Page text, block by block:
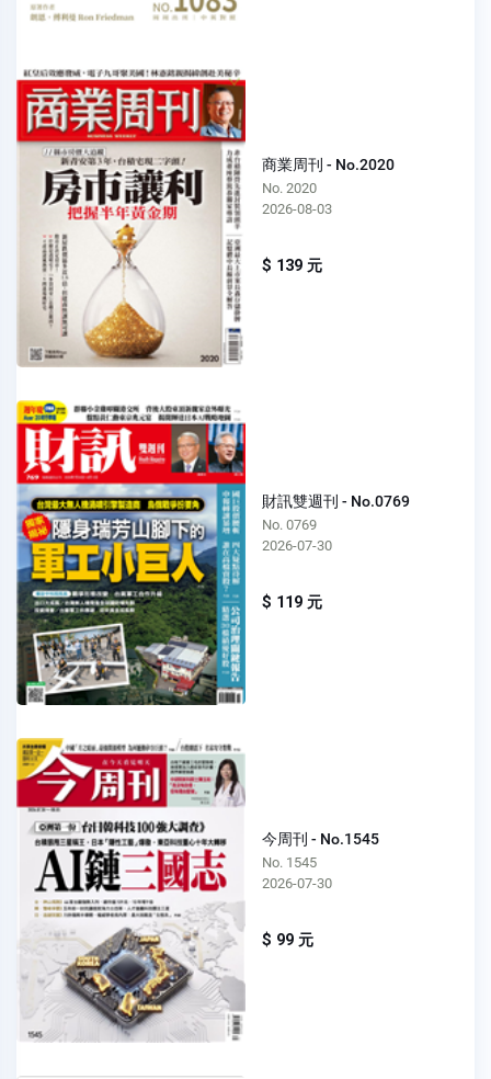
商業周刊 - No.2020
No. 2020
2026-08-03
$ 139 元
財訊雙週刊 - No.0769
No. 0769
2026-07-30
$ 119 元
今周刊 - No.1545
No. 1545
2026-07-30
$ 99 元